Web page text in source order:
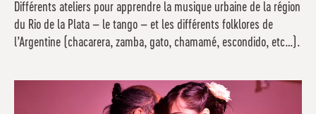
Différents ateliers pour apprendre la musique urbaine de la région
du Rio de la Plata – le tango – et les différents folklores de
l’Argentine (chacarera, zamba, gato, chamamé, escondido, etc…).